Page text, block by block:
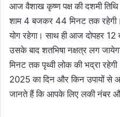
आज वैशाख कृष्ण पक्ष की दशमी
शाम 4 बजकर 44 मिनट तक
योग रहेगा। साथ ही आज दोपहर 12
उसके बाद शतभिषा नक्षत्र लग
मिनट तक पृथ्वी लोक की भद्रा
2025 का दिन और किन उपायों से
जानते हैं कि आपके लिए लकी नंबर